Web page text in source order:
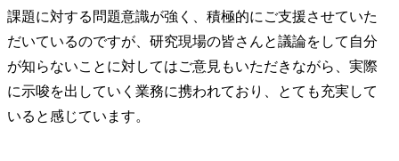
課題に対する問題意識が強く、積極的にご支援させていた
だいているのですが、研究現場の皆さんと議論をして自分
が知らないことに対してはご意見もいただきながら、実際
に示唆を出していく業務に携われており、とても充実して
いると感じています。